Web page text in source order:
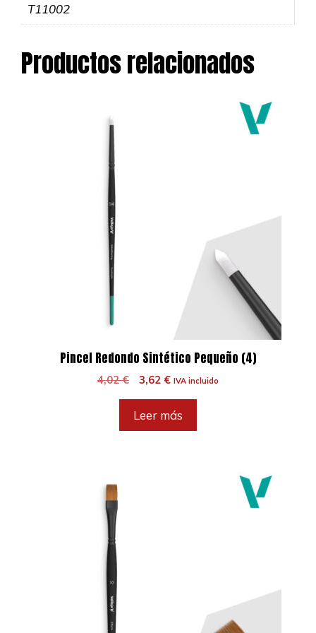
T11002
Productos relacionados
Pincel Redondo Sintético Pequeño (4)
4,02€
El
original
era:
3,62 €El
actual
es:
IVA incluido
Leer más